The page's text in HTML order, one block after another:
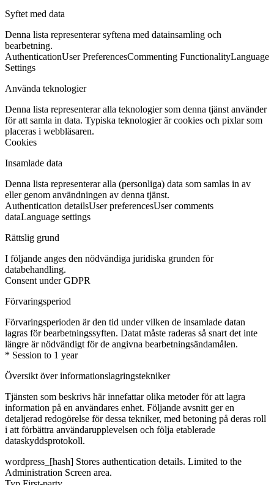
Syftet med data
Denna lista representerar syftena med datainsamling och
bearbetning.
AuthenticationUser PreferencesCommenting FunctionalityLanguage
Settings
Använda teknologier
Denna lista representerar alla teknologier som denna tjänst använder
för att samla in data. Typiska teknologier är cookies och pixlar som
placeras i webbläsaren.
Cookies
Insamlade data
Denna lista representerar alla (personliga) data som samlas in av
eller genom användningen av denna tjänst.
Authentication detailsUser preferencesUser comments
dataLanguage settings
Rättslig grund
I följande anges den nödvändiga juridiska grunden för
databehandling.
Consent under GDPR
Förvaringsperiod
Förvaringsperioden är den tid under vilken de insamlade datan
lagras för bearbetningssyften. Datat måste raderas så snart det inte
längre är nödvändigt för de angivna bearbetningsändamålen.
* Session to 1 year
Översikt över informationslagringstekniker
Tjänsten som beskrivs här innefattar olika metoder för att lagra
information på en användares enhet. Följande avsnitt ger en
detaljerad redogörelse för dessa tekniker, med betoning på deras roll
i att förbättra användarupplevelsen och följa etablerade
dataskyddsprotokoll.
wordpress_[hash] Stores authentication details. Limited to the
Administration Screen area.